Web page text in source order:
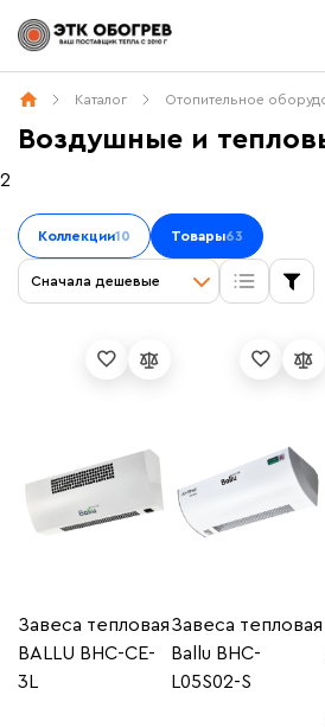
Каталог Отопительное
Воздушные и
2
Цена
Назначение
Промышленные
Компактные
ATLAS(2)
ECO POWER
Professional Standard 2 Plus
Ballu(79)
Коллекции10 Товары63
Сначала дешевые
Завеса тепловая
BALLU BHC-CE-
3L
Завеса тепловая
Ballu BHC-
L05S02-S